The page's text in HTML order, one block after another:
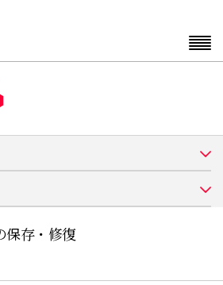
保存・修復